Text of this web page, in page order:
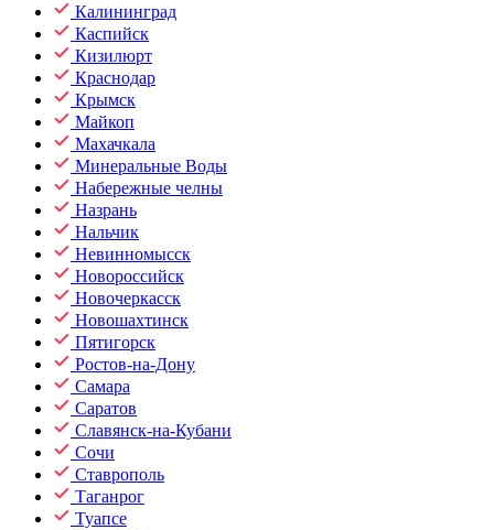
Калининград
Каспийск
Кизилюрт
Краснодар
Крымск
Майкоп
Махачкала
Минеральные Воды
Набережные челны
Назрань
Нальчик
Невинномысск
Новороссийск
Новочеркасск
Новошахтинск
Пятигорск
Ростов-на-Дону
Самара
Саратов
Славянск-на-Кубани
Сочи
Ставрополь
Таганрог
Туапсе